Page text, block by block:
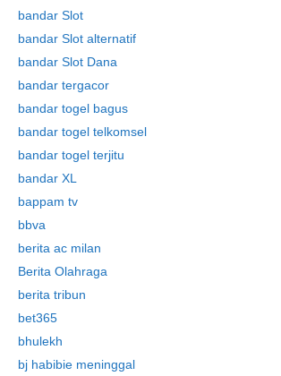
bandar Slot
bandar Slot alternatif
bandar Slot Dana
bandar tergacor
bandar togel bagus
bandar togel telkomsel
bandar togel terjitu
bandar XL
bappam tv
bbva
berita ac milan
Berita Olahraga
berita tribun
bet365
bhulekh
bj habibie meninggal